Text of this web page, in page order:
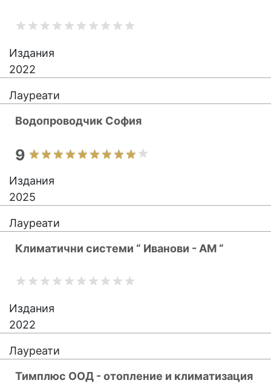
Издания
2022
Лауреати
Водопроводчик София
9
Издания
2025
Лауреати
Климатични системи “ Иванови - АМ “
Издания
2022
Лауреати
Тимплюс ООД - отопление и климатизация